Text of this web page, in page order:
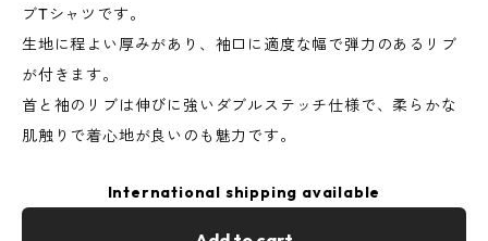
ブTシャツです。
生地に程よい厚みがあり、袖口に適度な幅で弾力のあるリブ
が付きます。
首と袖のリブは伸びに強いダブルステッチ仕様で、柔らかな
肌触りで着心地が良いのも魅力です。
International shipping available